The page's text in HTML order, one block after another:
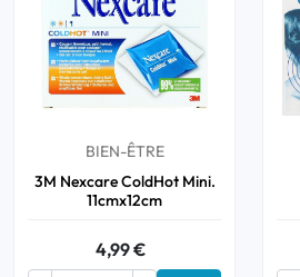
BIEN-ÊTRE
3M Nexcare ColdHot Mini.
11cmx12cm
4,99 €